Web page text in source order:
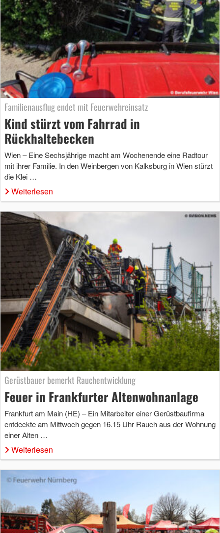
Familienausflug endet mit Feuerwehreinsatz
Kind stürzt vom Fahrrad in
Rückhaltebecken
Wien – Eine Sechsjährige macht am Wochenende eine Radtour
mit ihrer Familie. In den Weinbergen von Kalksburg in Wien stürzt
die Klei …
Weiterlesen
Gerüstbauer bemerkt Rauchentwicklung
Feuer in Frankfurter Altenwohnanlage
Frankfurt am Main (HE) – Ein Mitarbeiter einer Gerüstbaufirma
entdeckte am Mittwoch gegen 16.15 Uhr Rauch aus der Wohnung
einer Alten …
Weiterlesen